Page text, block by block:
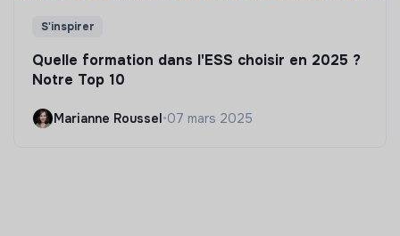
S'inspirer
Quelle formation dans l'ESS choisir en 2025 ?
Notre Top 10
Marianne Roussel•07 mars 2025